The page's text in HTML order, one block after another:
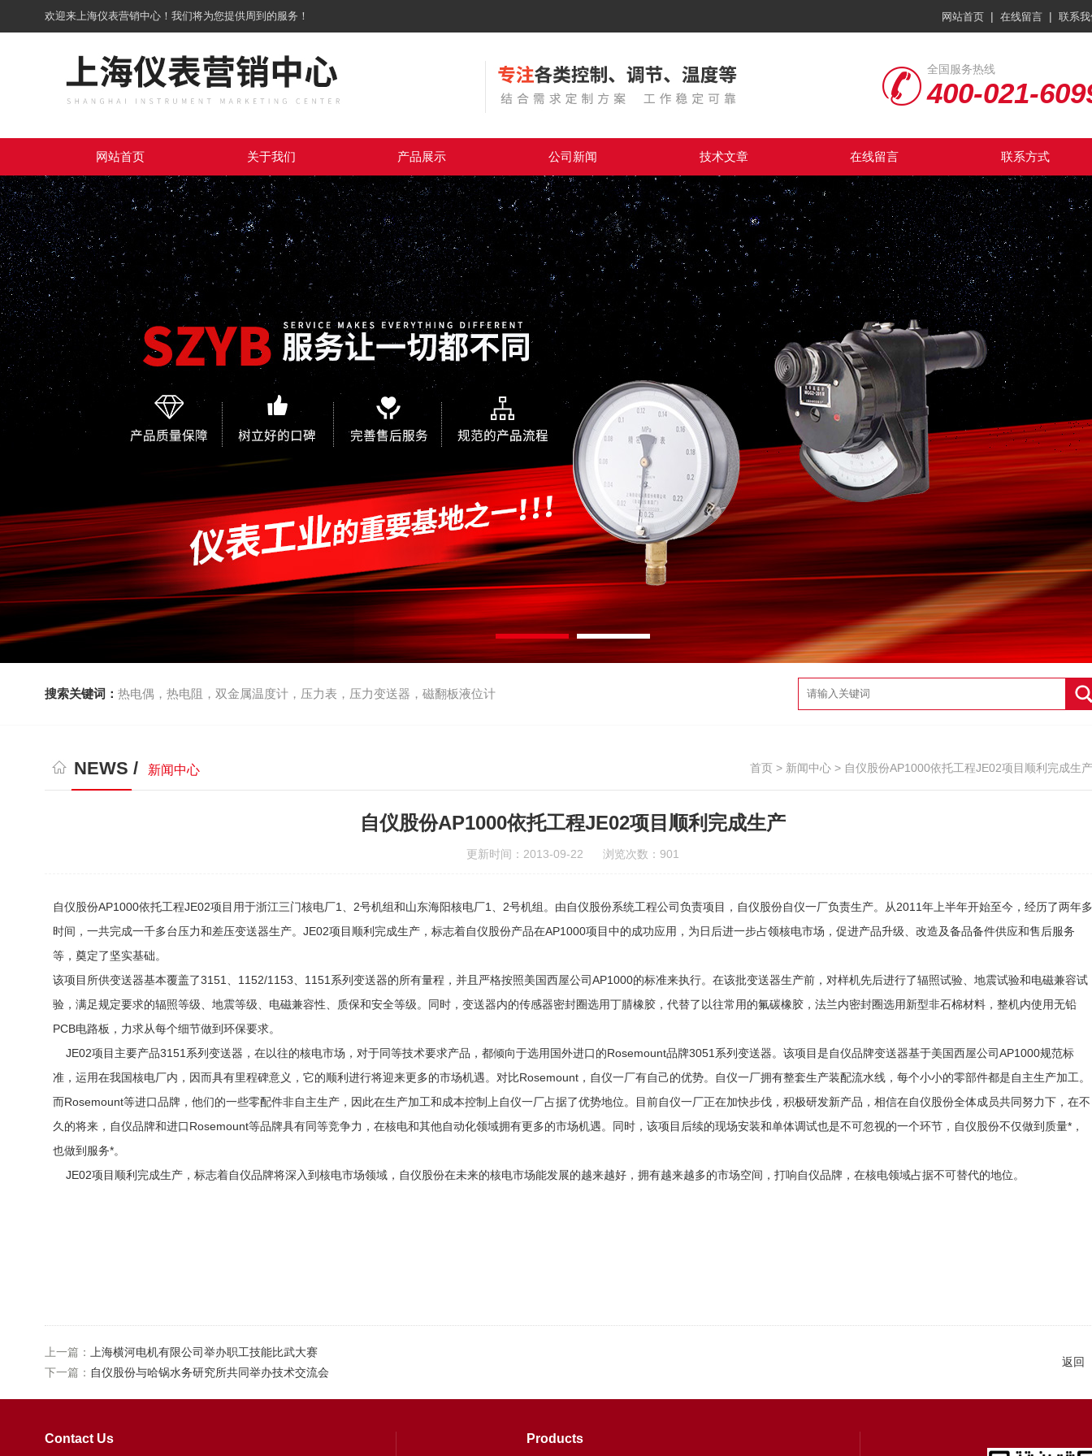
欢迎来上海仪表营销中心！我们将为您提供周到的服务！ 网站首页 | 在线留言 | 联系
全国服务热线
400-021-
网站首页 关于我们 产品展示 公司新闻 技术文章 在线留言 联系方式
搜索关键词： 热电偶，热电阻，双金属温度计，压力表，压力变送器，磁翻板液位计
NEWS / 新闻中心 首页 > 新闻中心 > 自仪股份AP1000依托工程JE02项目顺利完成生产
自仪股份AP1000依托工程JE02项目顺利完成生产
更新时间：2013-09-22 浏览次数：901
自仪股份AP1000依托工程JE02项目用于浙江三门核电厂1、2号机组和山东海阳核电厂1、2号机组。由自仪股份系统工程公司负责项目，自仪股份自仪一厂负责生产。从2011年上半年开始至今，经历了两年多
时间，一共完成一千多台压力和差压变送器生产。JE02项目顺利完成生产，标志着自仪股份产品在AP1000项目中的成功应用，为日后进一步占领核电市场，促进产品升级、改造及备品备件供应和售后服务
等，奠定了坚实基础。
该项目所供变送器基本覆盖了3151、1152/1153、1151系列变送器的所有量程，并且严格按照美国西屋公司AP1000的标准来执行。在该批变送器生产前，对样机先后进行了辐照试验、地震试验和电磁兼容试
验，满足规定要求的辐照等级、地震等级、电磁兼容性、质保和安全等级。同时，变送器内的传感器密封圈选用丁腈橡胶，代替了以往常用的氟碳橡胶，法兰内密封圈选用新型非石棉材料，整机内使用无铅
PCB电路板，力求从每个细节做到环保要求。
JE02项目主要产品3151系列变送器，在以往的核电市场，对于同等技术要求产品，都倾向于选用国外进口的Rosemount品牌3051系列变送器。该项目是自仪品牌变送器基于美国西屋公司AP1000规范标
准，运用在我国核电厂内，因而具有里程碑意义，它的顺利进行将迎来更多的市场机遇。对比Rosemount，自仪一厂有自己的优势。自仪一厂拥有整套生产装配流水线，每个小小的零部件都是自主生产加工。
而Rosemount等进口品牌，他们的一些零配件非自主生产，因此在生产加工和成本控制上自仪一厂占据了优势地位。目前自仪一厂正在加快步伐，积极研发新产品，相信在自仪股份全体成员共同努力下，在不
久的将来，自仪品牌和进口Rosemount等品牌具有同等竞争力，在核电和其他自动化领域拥有更多的市场机遇。同时，该项目后续的现场安装和单体调试也是不可忽视的一个环节，自仪股份不仅做到质量*，
也做到服务*。
JE02项目顺利完成生产，标志着自仪品牌将深入到核电市场领域，自仪股份在未来的核电市场能发展的越来越好，拥有越来越多的市场空间，打响自仪品牌，在核电领域占据不可替代的地位。
上一篇：
上海横河电机有限公司举办职工技能比武大赛
下一篇： 自仪股份与哈锅水务研究所共同举办技术交流会
返回
Contact Us Products